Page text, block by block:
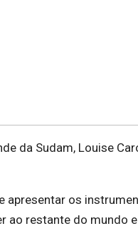
da Sudam, Louise
apresentar os
ao restante do mundo e